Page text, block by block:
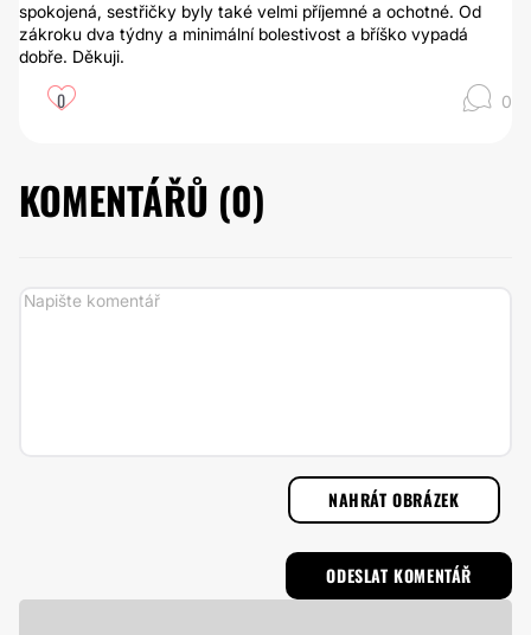
spokojená, sestřičky byly také velmi příjemné a ochotné. Od
zákroku dva týdny a minimální bolestivost a bříško vypadá
dobře. Děkuji.
0 0
KOMENTÁŘŮ (0)
NAHRÁT OBRÁZEK